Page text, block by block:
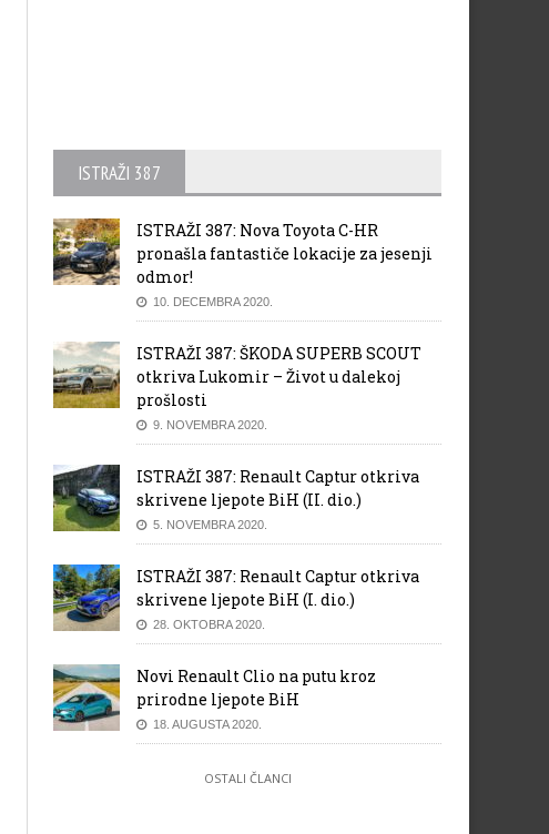
ISTRAŽI 387
ISTRAŽI 387: Nova Toyota C-HR
pronašla fantastiče lokacije za jesenji
odmor!
10. DECEMBRA 2020.
ISTRAŽI 387: ŠKODA SUPERB SCOUT
otkriva Lukomir – Život u dalekoj
prošlosti
9. NOVEMBRA 2020.
ISTRAŽI 387: Renault Captur otkriva
skrivene ljepote BiH (II. dio.)
5. NOVEMBRA 2020.
ISTRAŽI 387: Renault Captur otkriva
skrivene ljepote BiH (I. dio.)
28. OKTOBRA 2020.
Novi Renault Clio na putu kroz
prirodne ljepote BiH
18. AUGUSTA 2020.
OSTALI ČLANCI